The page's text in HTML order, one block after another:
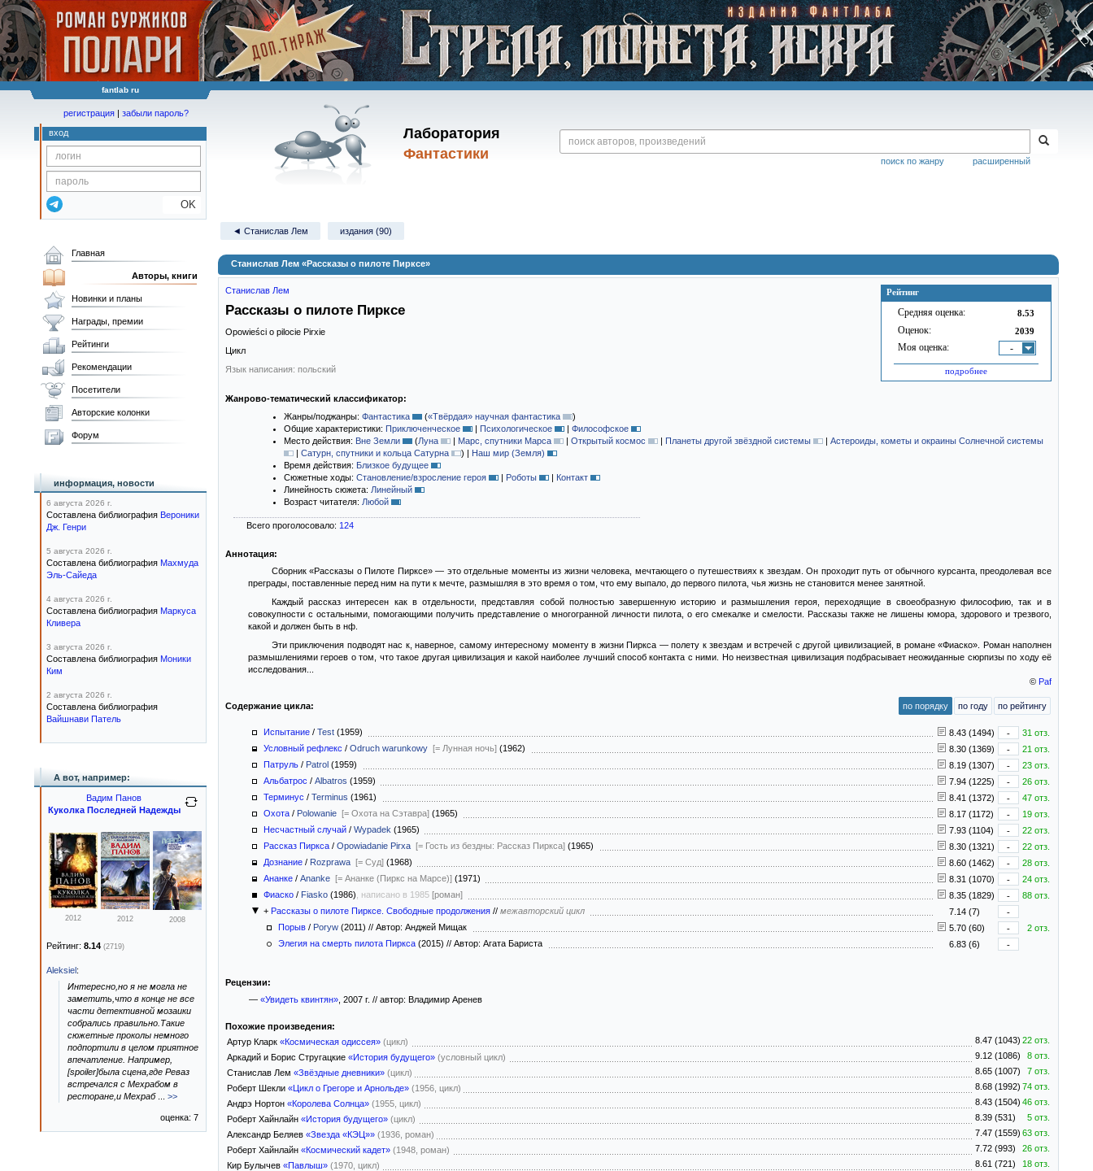
fantlab ru
Лаборатория
Фантастики
расширенный
поиск по жанру
регистрация | забыли пароль?
вход
OK
◄ Станислав Лем издания (90)
Станислав Лем «Рассказы о пилоте Пирксе»
Рейтинг
Средняя оценка: 8.53
Оценок: 2039
Моя оценка: -
подробнее
Станислав Лем
Рассказы о пилоте Пирксе
Opowieści o pilocie Pirxie
Цикл
Язык написания: польский
Жанрово-тематический классификатор:
Жанры/поджанры: Фантастика («Твёрдая» научная фантастика
)
Общие характеристики: Приключенческое | Психологическое | Философское
Место действия: Вне Земли (Луна | Марс, спутники Марса | Открытый космос | Планеты другой звёздной системы | Астероиды, кометы и окраины Солнечной системы
| Сатурн, спутники и кольца Сатурна ) | Наш мир (Земля)
Время действия: Близкое будущее
Сюжетные ходы: Становление/взросление героя | Роботы | Контакт
Линейность сюжета: Линейный
Возраст читателя: Любой
Всего проголосовало: 124
Аннотация:
Сборник «Рассказы о Пилоте Пирксе» — это отдельные моменты из жизни человека, мечтающего о путешествиях к звездам. Он проходит путь от обычного курсанта, преодолевая все
преграды, поставленные перед ним на пути к мечте, размышляя в это время о том, что ему выпало, до первого пилота, чья жизнь не становится менее занятной.
Каждый рассказ интересен как в отдельности, представляя собой полностью завершенную историю и размышления героя, переходящие в своеобразную философию, так и в
совокупности с остальными, помогающими получить представление о многогранной личности пилота, о его смекалке и смелости. Рассказы также не лишены юмора, здорового и трезвого,
какой и должен быть в нф.
Эти приключения подводят нас к, наверное, самому интересному моменту в жизни Пиркса — полету к звездам и встречей с другой цивилизацией, в романе «Фиаско». Роман наполнен
размышлениями героев о том, что такое другая цивилизация и какой наиболее лучший способ контакта с ними. Но неизвестная цивилизация подбрасывает неожиданные сюрпизы по ходу её
исследования...
© Paf
Содержание цикла: по порядку по году по рейтингу
Испытание / Test (1959) 8.43 (1494) -
31 отз.
Условный рефлекс / Odruch warunkowy [= Лунная ночь] (1962) 8.30 (1369) -
21 отз.
Патруль / Patrol (1959) 8.19 (1307) -
23 отз.
Альбатрос / Albatros (1959) 7.94 (1225) -
26 отз.
Терминус / Terminus (1961) 8.41 (1372) -
47 отз.
Охота / Polowanie [= Охота на Сэтавра] (1965) 8.17 (1172) -
19 отз.
Несчастный случай / Wypadek (1965) 7.93 (1104) -
22 отз.
Рассказ Пиркса / Opowiadanie Pirxa [= Гость из бездны: Рассказ Пиркса] (1965) 8.30 (1321) -
22 отз.
Дознание / Rozprawa [= Суд] (1968) 8.60 (1462) -
28 отз.
Ананке / Ananke [= Ананке (Пиркс на Марсе)] (1971) 8.31 (1070) -
24 отз.
Фиаско / Fiasko (1986) , написано в 1985 [роман] 8.35 (1829) -
88 отз.
+ Рассказы о пилоте Пирксе. Свободные продолжения // межавторский цикл 7.14 (7)
-
Порыв / Poryw (2011) // Автор: Анджей Мищак 5.70 (60) -
2 отз.
Элегия на смерть пилота Пиркса (2015) // Автор: Агата Бариста 6.83 (6) -
Рецензии:
— «Увидеть квинтян», 2007 г. // автор: Владимир Аренев
Похожие произведения:
Артур Кларк «Космическая одиссея» (цикл) 8.47 (1043) 22 отз.
Аркадий и Борис Стругацкие «История будущего» (условный цикл) 9.12 (1086)
8 отз.
Станислав Лем «Звёздные дневники» (цикл) 8.65 (1007)
7 отз.
Роберт Шекли «Цикл о Грегоре и Арнольде» (1956, цикл) 8.68 (1992) 74 отз.
Андрэ Нортон «Королева Солнца» (1955, цикл) 8.43 (1504) 46 отз.
Роберт Хайнлайн «История будущего» (цикл) 8.39 (531)
5 отз.
Александр Беляев «Звезда «КЭЦ»» (1936, роман) 7.47 (1559) 63 отз.
Роберт Хайнлайн «Космический кадет» (1948, роман) 7.72 (993)
26 отз.
Кир Булычев «Павлыш» (1970, цикл) 8.61 (721)
18 отз.
Главная
Авторы, книги
Новинки и планы
Награды, премии
Рейтинги
Рекомендации
Посетители
Авторские колонки
Форум
информация, новости
6 августа 2026 г.
Составлена библиография Вероники
Дж. Генри
5 августа 2026 г.
Составлена библиография Махмуда
Эль-Сайеда
4 августа 2026 г.
Составлена библиография Маркуса
Кливера
3 августа 2026 г.
Составлена библиография Моники
Ким
2 августа 2026 г.
Составлена библиография
Вайшнави Патель
А вот, например:
Вадим Панов
Куколка Последней Надежды
2012 2012 2008
Рейтинг: 8.14 (2719)
Aleksiel:
Интересно,но я не могла не
заметить,что в конце не все
части детективной мозаики
собрались правильно.Такие
сюжетные проколы немного
подпортили в целом приятное
впечатление. Например,
[spoiler]была сцена,где Реваз
встречался с Мехрабом в
ресторане,и Мехраб
>>
оценка: 7